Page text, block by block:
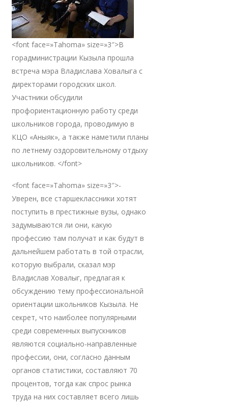
<font face=»Tahoma» size=»3″>В
горадминистрации Кызыла прошла
встреча мэра Владислава Ховалыга с
директорами городских школ.
Участники обсудили
профориентационную работу среди
школьников города, проводимую в
КЦО «Аныяк», а также наметили планы
по летнему оздоровительному отдыху
школьников. </font>
<font face=»Tahoma» size=»3″>-
Уверен, все старшеклассники хотят
поступить в престижные вузы, однако
задумываются ли они, какую
профессию там получат и как будут в
дальнейшем работать в той отрасли,
которую выбрали, сказал мэр
Владислав Ховалыг, предлагая к
обсуждению тему профессиональной
ориентации школьников Кызыла. Не
секрет, что наиболее популярными
среди современных выпускников
являются социально-направленные
профессии, они, согласно данным
органов статистики, составляют 70
процентов, тогда как спрос рынка
труда на них составляет всего лишь